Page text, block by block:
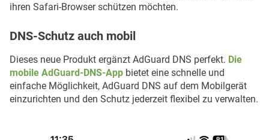
ihren Safari-Browser schützen möchten.
DNS-Schutz auch mobil
Dieses neue Produkt ergänzt AdGuard DNS perfekt. Die
mobile AdGuard-DNS-App bietet eine schnelle und
einfache Möglichkeit, AdGuard DNS auf dem Mobilgerät
einzurichten und den Schutz jederzeit flexibel zu verwalten.